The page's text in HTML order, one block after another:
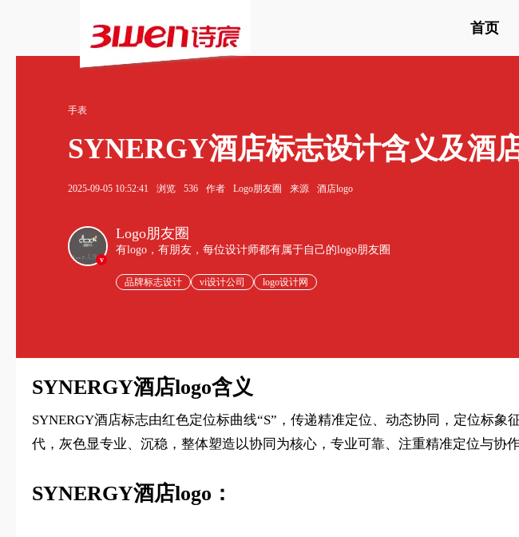
首页
手表
SYNERGY酒店标志设计含义及酒
2025-09-05 10:52:41 浏览 536 作者 Logo朋友圈 来源 酒店logo
v
Logo朋友圈
有logo，有朋友，每位设计师都有属于自己的logo朋友圈
品牌标志设计 vi设计公司 logo设计网
SYNERGY酒店logo含义
SYNERGY酒店标志由红色定位标曲线“S”，传递精准定位、动态协同，定位标
代，灰色显专业、沉稳，整体塑造以协同为核心，专业可靠、注重精准定位与协作
SYNERGY酒店logo：